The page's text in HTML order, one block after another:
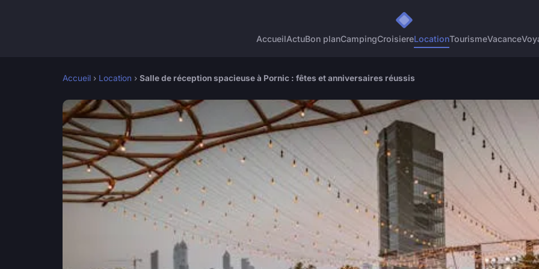
AccueilActuBon planCampingCroisiereLocationTourismeVacance
Accueil › Location › Salle de réception spacieuse à Pornic : fêtes et anniversaires réussis